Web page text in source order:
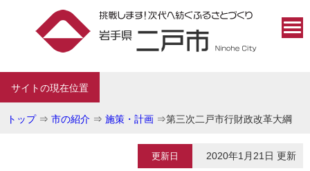
サイトの現在位置
トップ⇒ 市の紹介 ⇒ 施策・計画 ⇒第三次二戸市行財政改革大綱
更新日 2020年1月21日 更新